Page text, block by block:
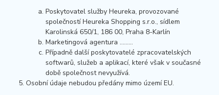
Poskytovatel služby Heureka, provozované
společností Heureka Shopping s.r.o., sídlem
Karolinská 650/1, 186 00, Praha 8-Karlín
Marketingová agentura ………
Případně další poskytovatelé zpracovatelských
softwarů, služeb a aplikací, které však v současné
době společnost nevyužívá.
Osobní údaje nebudou předány mimo území EU.